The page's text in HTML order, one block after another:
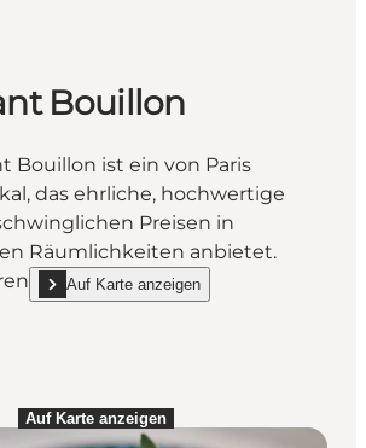
Bouillon
Bouillon ist ein von Paris
das ehrliche, hochwertige
Preisen in
Räumlichkeiten anbietet.
Bouillon"
Auf Karte anzeigen
show Restaurant Bouillon on_map
Auf Karte anzeigen